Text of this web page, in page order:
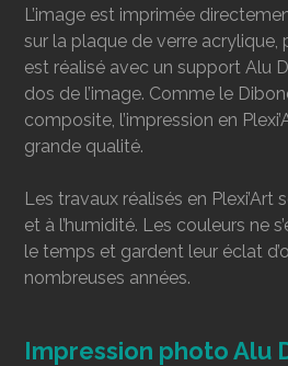
L’image est imprimée
sur la plaque de verre
est réalisé avec un support Alu
dos de l’image. Comme le
composite, l’impression en
grande qualité.
Les travaux réalisés en Plexi’Art
et à l’humidité. Les couleurs ne
le temps et gardent leur éclat
nombreuses années.
Impression photo Alu